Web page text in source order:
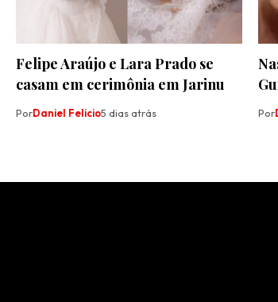
Felipe Araújo e Lara Prado se
casam em cerimônia em Jarinu
PorDaniel Felicio5 dias atrás Por